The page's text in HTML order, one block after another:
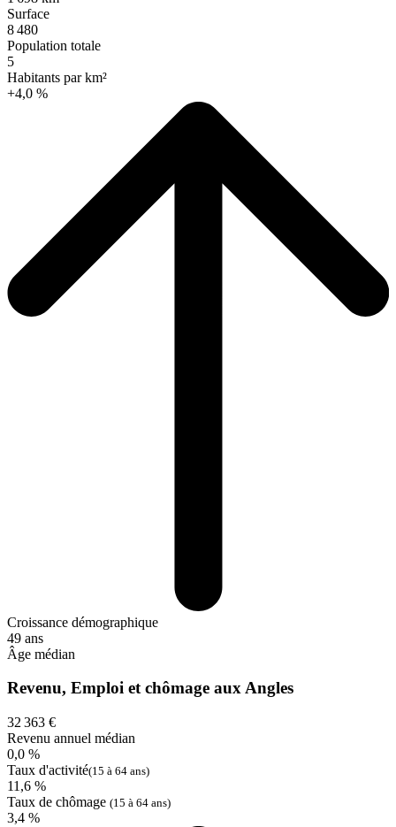
Surface
8 480
Population totale
5
Habitants par km²
+4,0 %
Croissance démographique
49 ans
Âge médian
Revenu, Emploi et chômage aux Angles
32 363 €
Revenu annuel médian
0,0 %
Taux d'activité(15 à 64 ans)
11,6 %
Taux de chômage (15 à 64 ans)
3,4 %